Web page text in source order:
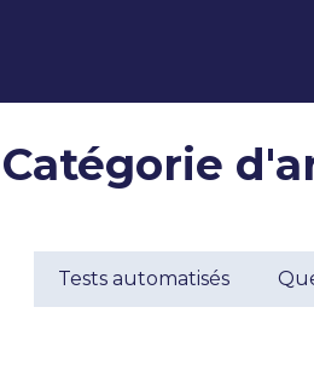
Catégorie
Tests automatisés